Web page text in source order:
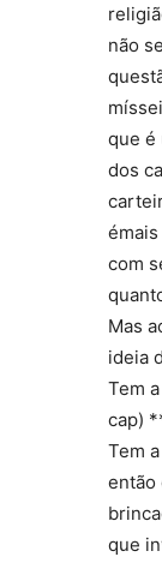
não
que é
dos
com
Mas
ideia
Tem
cap)
Tem
então
que